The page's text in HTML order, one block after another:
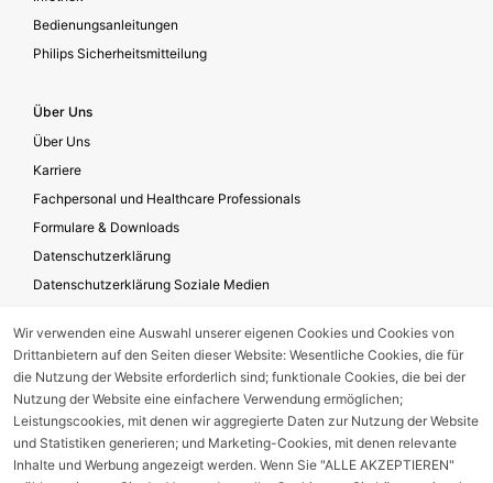
Bedienungsanleitungen
Philips Sicherheitsmitteilung
Über Uns
Über Uns
Karriere
Fachpersonal und Healthcare Professionals
Formulare & Downloads
Datenschutzerklärung
Datenschutzerklärung Soziale Medien
Impressum
Unternehmensverantwortung
Gerätestörung melden
Wir verwenden eine Auswahl unserer eigenen Cookies und Cookies von
Drittanbietern auf den Seiten dieser Website: Wesentliche Cookies, die für
die Nutzung der Website erforderlich sind; funktionale Cookies, die bei der
Nutzung der Website eine einfachere Verwendung ermöglichen;
Leistungscookies, mit denen wir aggregierte Daten zur Nutzung der Website
und Statistiken generieren; und Marketing-Cookies, mit denen relevante
Inhalte und Werbung angezeigt werden. Wenn Sie "ALLE AKZEPTIEREN"